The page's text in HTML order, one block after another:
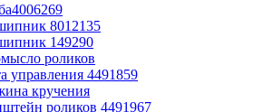
8012135
149290
роликов
управления 4491859
кручения
роликов 4491967